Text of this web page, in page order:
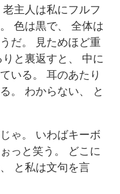
老主人は私にフルフ
色は黒で、 全体は
だ。 見ためほど重
と裏返すと、 中に
いる。 耳のあたり
。 わからない、 と
ゃ。 いわばキーボ
っと笑う。 どこに
と私は文句を言